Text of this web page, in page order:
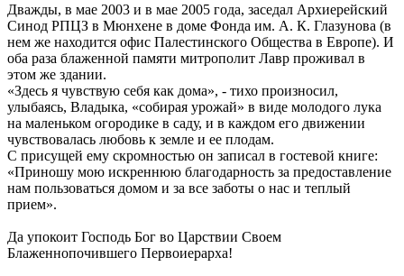
Дважды, в мае 2003 и в мае 2005 года, заседал Архиерейский
Синод РПЦЗ в Мюнхене в доме Фонда им. А. К. Глазунова (в
нем же находится офис Палестинского Общества в Европе). И
оба раза блаженной памяти митрополит Лавр проживал в
этом же здании.
«Здесь я чувствую себя как дома», - тихо произносил,
улыбаясь, Владыка, «собирая урожай» в виде молодого лука
на маленьком огородике в саду, и в каждом его движении
чувствовалась любовь к земле и ее плодам.
С присущей ему скромностью он записал в гостевой книге:
«Приношу мою искреннюю благодарность за предоставление
нам пользоваться домом и за все заботы о нас и теплый
прием».
Да упокоит Господь Бог во Царствии Своем
Блаженнопочившего Первоиерарха!